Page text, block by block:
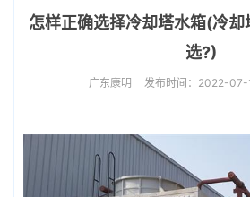
怎样正确选择冷却塔水箱(冷
选?)
广东康明 发布时间：2022-07-